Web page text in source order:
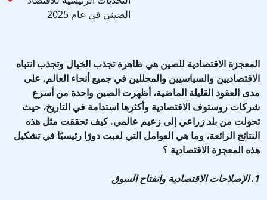
الصيني في عام 2025
المعجزة الاقتصادية للصين هي ظاهرة تجذب الخيال وتجذب انتباه
الاقتصاديين والسياسيين والمحللين في جميع أنحاء العالم. على
مدى العقود القليلة الماضية، أظهرت الصين واحدة من أسرع
شركات روستوف الاقتصادية وأكثرها استدامة في التاريخ، حيث
تحولت من بلد زراعي إلى زعيم عالمي. كيف تحققت مثل هذه
النتائج الرائعة، وما هي العوامل التي لعبت دورًا رئيسيًا في تشكيل
هذه المعجزة الاقتصادية ؟
1. الإصلاحات الاقتصادية وانفتاح السوق